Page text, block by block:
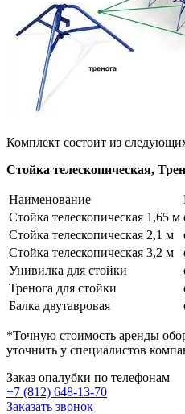
Комплект состоит из
Cтойка телескопическая,
Наименование
Стойка телескопическая 1,65 м
Стойка телескопическая 2,1 м
Стойка телескопическая 3,2 м
Унивилка для стойки
Тренога для стойки
Балка двутавровая
*Точную стоимость аренды
уточнить у специалистов
Заказ опалубки по телефонам
+7 (812) 648-13-70
Заказать звонок